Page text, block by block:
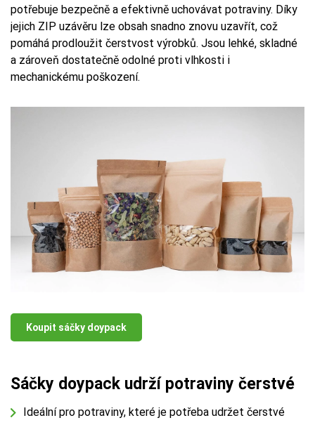
potřebuje bezpečně a efektivně uchovávat potraviny. Díky
jejich ZIP uzávěru lze obsah snadno znovu uzavřít, což
pomáhá prodloužit čerstvost výrobků. Jsou lehké, skladné
a zároveň dostatečně odolné proti vlhkosti i
mechanickému poškození.
Koupit sáčky doypack
Sáčky doypack udrží potraviny čerstvé
Ideální pro potraviny, které je potřeba udržet čerstvé